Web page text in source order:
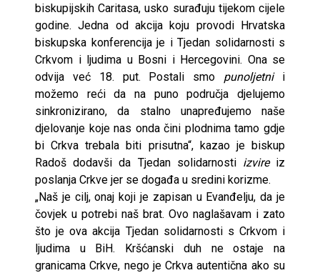
biskupijskih Caritasa, usko surađuju tijekom cijele
godine. Jedna od akcija koju provodi Hrvatska
biskupska konferencija je i Tjedan solidarnosti s
Crkvom i ljudima u Bosni i Hercegovini. Ona se
odvija već 18. put. Postali smo punoljetnii
možemo reći da na puno područja djelujemo
sinkronizirano, da stalno unapređujemo naše
djelovanje koje nas onda čini plodnima tamo gdje
bi Crkva trebala biti prisutna“, kazao je biskup
Radoš dodavši da Tjedan solidarnosti izvire iz
poslanja Crkve jer se događa u sredini korizme.
„Naš je cilj, onaj koji je zapisan u Evanđelju, da je
čovjek u potrebi naš brat. Ovo naglašavam i zato
što je ova akcija Tjedan solidarnosti s Crkvom i
ljudima u BiH. Kršćanski duh ne ostaje na
granicama Crkve, nego je Crkva autentična ako su